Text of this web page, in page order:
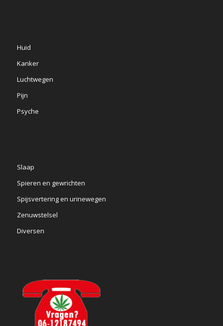
Huid
Kanker
Luchtwegen
Pijn
Psyche
Slaap
Spieren en gewrichten
Spijsvertering en urinewegen
Zenuwstelsel
Diversen